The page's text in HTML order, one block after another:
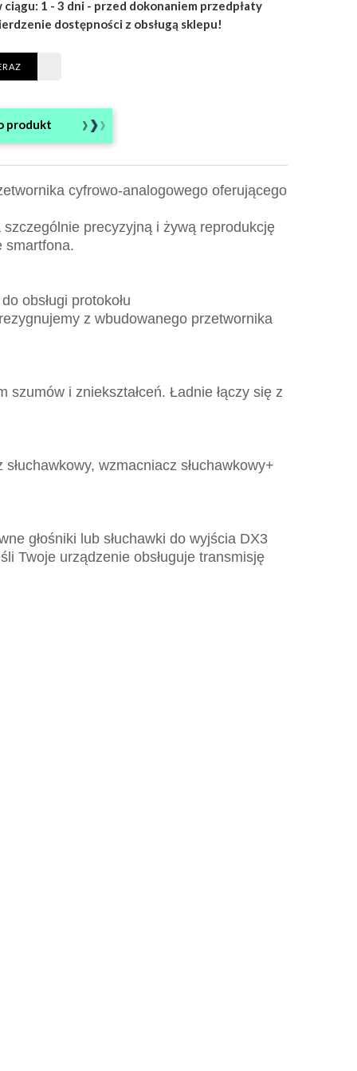
ciągu: 1 - 3 dni - przed dokonaniem przedpłaty
dostępności z obsługą sklepu!
produkt
cyfrowo-analogowego oferującego
precyzyjną i żywą reprodukcję
smartfona.
obsługi protokołu
z wbudowanego przetwornika
i zniekształceń. Ładnie łączy się z
wzmacniacz słuchawkowy+
głośniki lub słuchawki do wyjścia DX3
Twoje urządzenie obsługuje transmisję